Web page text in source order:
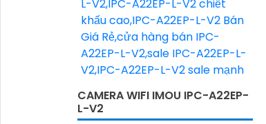
CAMERA WIFI IMOU IPC-A22EP-
L-V2